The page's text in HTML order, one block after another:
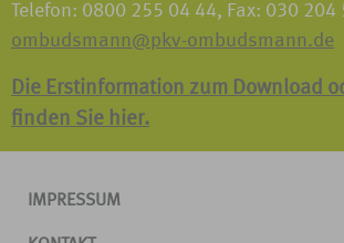
Telefon: 0800 255 04 44, Fax: 030 204
ombudsmann@pkv-ombudsmann.de
Die Erstinformation zum Download
finden Sie hier.
IMPRESSUM